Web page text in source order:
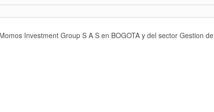
Investment Group S A S en BOGOTA y del sector Gestion de